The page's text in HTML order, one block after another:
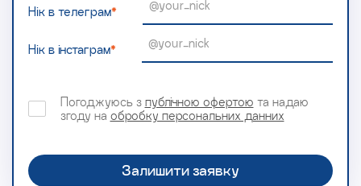
Нік в телеграм*
Нік в інстаграм*
Погоджуюсь з публічною офертою та надаю
згоду на обробку персональних данних